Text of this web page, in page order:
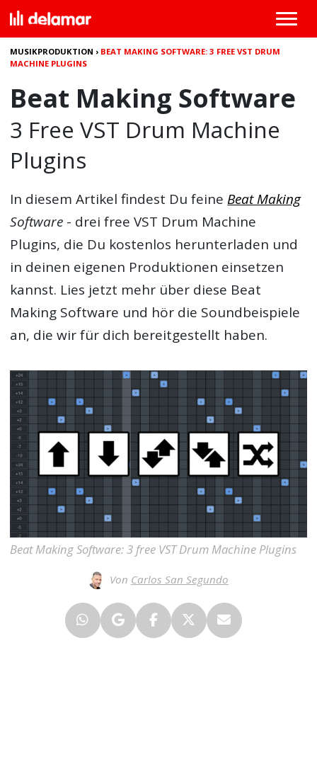
MUSIKPRODUKTION › BEAT MAKING SOFTWARE: 3 FREE VST DRUM
MACHINE PLUGINS
Beat Making Software
3 Free VST Drum Machine
Plugins
In diesem Artikel findest Du feine Beat Making
Software - drei free VST Drum Machine
Plugins, die Du kostenlos herunterladen und
in deinen eigenen Produktionen einsetzen
kannst. Lies jetzt mehr über diese Beat
Making Software und hör die Soundbeispiele
an, die wir für dich bereitgestellt haben.
Beat Making Software: 3 free VST Drum Machine Plugins
Von Carlos San Segundo